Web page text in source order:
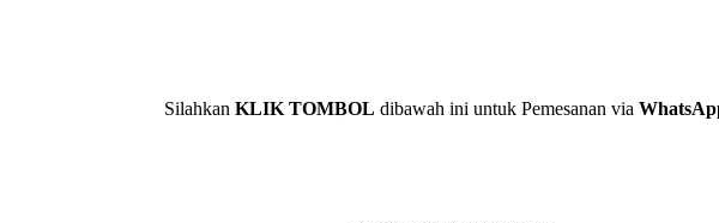
Silahkan KLIK TOMBOL dibawah ini untuk Pemesanan via